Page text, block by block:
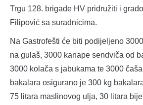
Trgu 128. brigade HV pridružiti i
Filipović sa suradnicima.
Na Gastrofešti će biti podijeljeno
na gulaš, 3000 kanape sendviča od
3000 kolača s jabukama te 3000
bakalara osigurano je 300 kg
75 litara maslinovog ulja, 30 litara